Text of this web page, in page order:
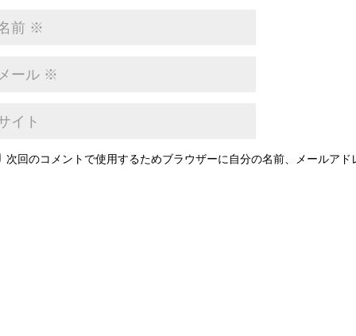
次回のコメントで使用するためブラウザーに自分の名前、メールアド